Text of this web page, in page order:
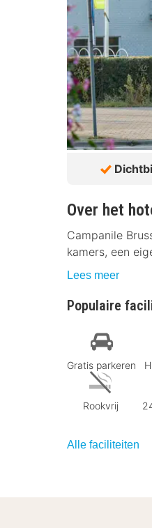
Over het
Campanile
kamers, een
Lees meer
Populaire
Gratis parkeren
Rookvrij
Alle faciliteiten